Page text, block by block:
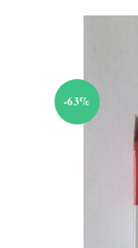
-63%